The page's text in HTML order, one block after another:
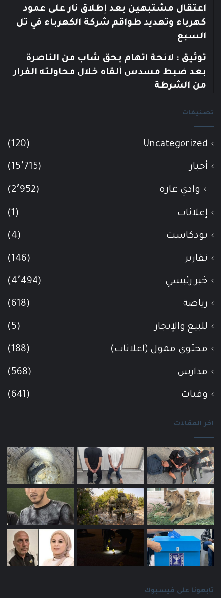
اعتقال مشتبهين بعد إطلاق نار على عمود
كهرباء وتهديد طواقم شركة الكهرباء في تل
السبع
توثيق : لائحة اتهام بحق شاب من الناصرة
بعد ضبط مسدس ألقاه خلال محاولته الفرار
من الشرطة
تصنيفات
Uncategorized
(120)
أخبار (15٬715)
وادي عاره (2٬952)
إعلانات (1)
بودكاست (4)
تقارير (146)
خبر رئيسي (4٬494)
رياضة (618)
للبيع والإيجار (5)
محتوى ممول (اعلانات) (188)
مدارس (568)
وفيات (641)
اخر المقالات
تابعونا على فيسبوك